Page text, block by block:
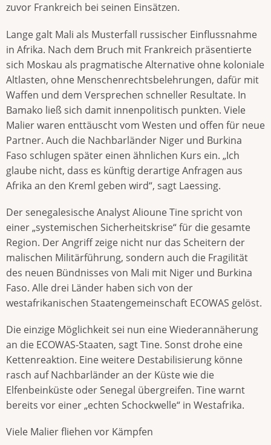
zuvor Frankreich bei seinen Einsätzen.
Lange galt Mali als Musterfall russischer Einflussnahme
in Afrika. Nach dem Bruch mit Frankreich präsentierte
sich Moskau als pragmatische Alternative ohne koloniale
Altlasten, ohne Menschenrechtsbelehrungen, dafür mit
Waffen und dem Versprechen schneller Resultate. In
Bamako ließ sich damit innenpolitisch punkten. Viele
Malier waren enttäuscht vom Westen und offen für neue
Partner. Auch die Nachbarländer Niger und Burkina
Faso schlugen später einen ähnlichen Kurs ein. „Ich
glaube nicht, dass es künftig derartige Anfragen aus
Afrika an den Kreml geben wird“, sagt Laessing.
Der senegalesische Analyst Alioune Tine spricht von
einer „systemischen Sicherheitskrise“ für die gesamte
Region. Der Angriff zeige nicht nur das Scheitern der
malischen Militärführung, sondern auch die Fragilität
des neuen Bündnisses von Mali mit Niger und Burkina
Faso. Alle drei Länder haben sich von der
westafrikanischen Staatengemeinschaft ECOWAS gelöst.
Die einzige Möglichkeit sei nun eine Wiederannäherung
an die ECOWAS-Staaten, sagt Tine. Sonst drohe eine
Kettenreaktion. Eine weitere Destabilisierung könne
rasch auf Nachbarländer an der Küste wie die
Elfenbeinküste oder Senegal übergreifen. Tine warnt
bereits vor einer „echten Schockwelle“ in Westafrika.
Viele Malier fliehen vor Kämpfen